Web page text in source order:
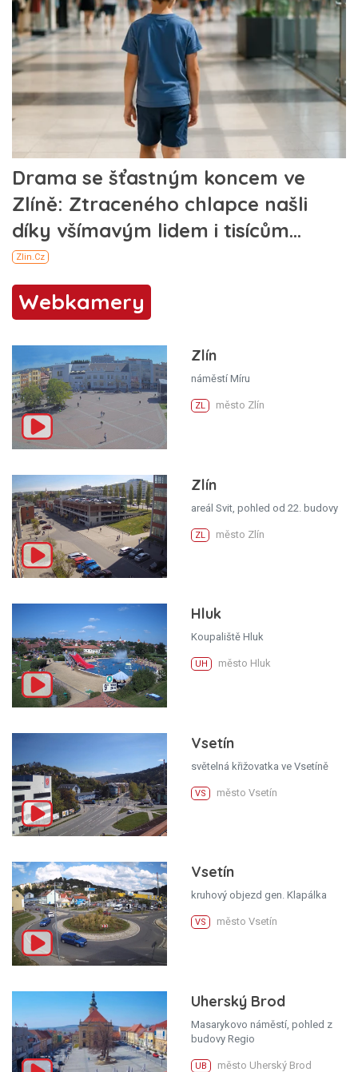
Webkamery
Zlín
náměstí Míru
ZL město Zlín
Zlín
areál Svit, pohled od 22. budovy
ZL město Zlín
Hluk
Koupaliště Hluk
UH město Hluk
Vsetín
světelná křižovatka ve Vsetíně
VS město Vsetín
Vsetín
kruhový objezd gen. Klapálka
VS město Vsetín
Uherský Brod
Masarykovo náměstí, pohled z
budovy Regio
UB město Uherský Brod